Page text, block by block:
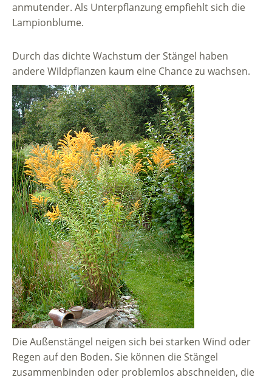
anmutender. Als Unterpflanzung empfiehlt sich die
Lampionblume.
Durch das dichte Wachstum der Stängel haben
andere Wildpflanzen kaum eine Chance zu wachsen.
Die Außenstängel neigen sich bei starken Wind oder
Regen auf den Boden. Sie können die Stängel
zusammenbinden oder problemlos abschneiden, die